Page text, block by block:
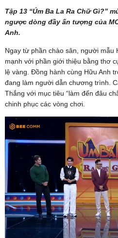
Tập 13 “Úm Ba La Ra Chữ Gì?”
ngược dòng đầy ấn tượng của
Anh.
Ngay từ phần chào sân, người mẫu
mạnh với phần giới thiệu bằng thơ
lệ vàng. Đồng hành cùng Hữu Anh
đang làm người dẫn chương trình.
Thắng với mục tiêu “làm đến đâu
chinh phục các vòng chơi.